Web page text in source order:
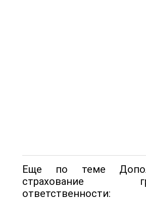
Еще по теме
страхование
ответственности: